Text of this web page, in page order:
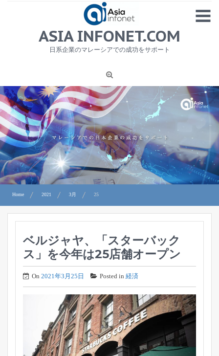
MENU
1
ニュース
労務サービス
プライバシーポリシー及び著作権について
お問合せ
ASIA INFONET.COM
日系企業のマレーシアでの成功をサポート
Home 2021 3月 25
ベルジャヤ、「スターバック
ス」を今年は25店舗オープン
On 2021年3月25日 Posted in 経済